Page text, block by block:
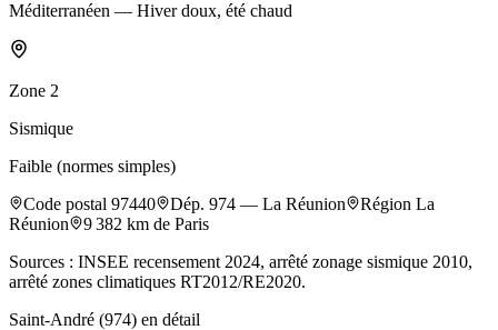
Méditerranéen — Hiver doux, été chaud
Zone 2
Sismique
Faible (normes simples)
Code postal 97440 Dép. 974 — La Réunion Région La
Réunion
9 382 km de Paris
Sources : INSEE recensement 2024, arrêté zonage sismique 2010,
arrêté zones climatiques RT2012/RE2020.
Saint-André (974) en détail